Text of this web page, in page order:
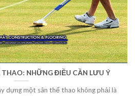
NHỮNG ĐIỀU CẦN LƯU Ý
dựng một sân thể thao không phải là